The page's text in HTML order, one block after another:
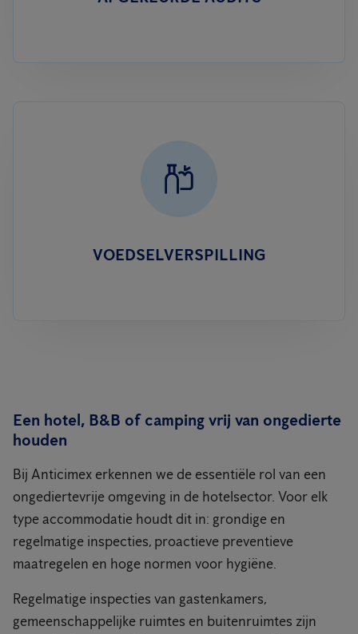
VOEDSELVERSPILLING
Een hotel, B&B of camping vrij van ongedierte
houden
Bij Anticimex erkennen we de essentiële rol van een
ongediertevrije omgeving in de hotelsector. Voor elk
type accommodatie houdt dit in: grondige en
regelmatige inspecties, proactieve preventieve
maatregelen en hoge normen voor hygiëne.
Regelmatige inspecties van gastenkamers,
gemeenschappelijke ruimtes en buitenruimtes zijn